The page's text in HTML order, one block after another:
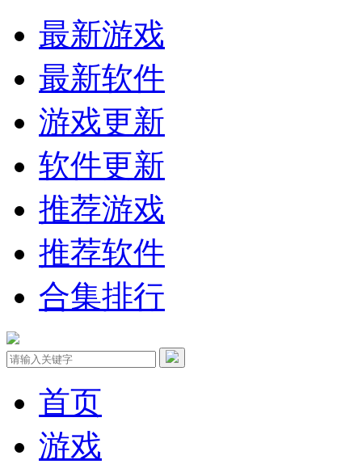
最新游戏
最新软件
游戏更新
软件更新
推荐游戏
推荐软件
合集排行
首页
游戏